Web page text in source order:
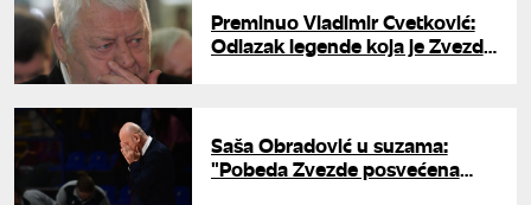
Preminuo Vladimir Cvetković:
Odlazak legende koja je Zvezdu
Saša Obradović u suzama:
"Pobeda Zvezde posvećena